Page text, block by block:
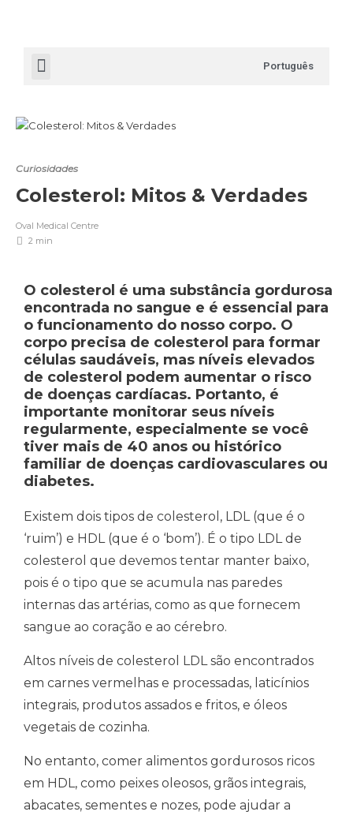
Português
Curiosidades
Colesterol: Mitos & Verdades
Oval Medical Centre
2 min
O colesterol é uma substância gordurosa
encontrada no sangue e é essencial para
o funcionamento do nosso corpo. O
corpo precisa de colesterol para formar
células saudáveis, mas níveis elevados
de colesterol podem aumentar o risco
de doenças cardíacas. Portanto, é
importante monitorar seus níveis
regularmente, especialmente se você
tiver mais de 40 anos ou histórico
familiar de doenças cardiovasculares ou
diabetes.
Existem dois tipos de colesterol, LDL (que é o
‘ruim’) e HDL (que é o ‘bom’). É o tipo LDL de
colesterol que devemos tentar manter baixo,
pois é o tipo que se acumula nas paredes
internas das artérias, como as que fornecem
sangue ao coração e ao cérebro.
Altos níveis de colesterol LDL são encontrados
em carnes vermelhas e processadas, laticínios
integrais, produtos assados e fritos, e óleos
vegetais de cozinha.
No entanto, comer alimentos gordurosos ricos
em HDL, como peixes oleosos, grãos integrais,
abacates, sementes e nozes, pode ajudar a